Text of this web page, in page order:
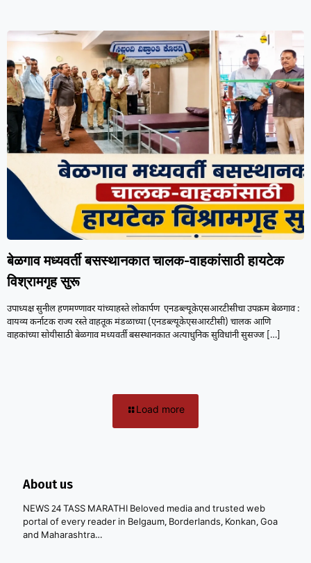
बेळगाव मध्यवर्ती बसस्थानकात चालक-वाहकांसाठी हायटेक
विश्रामगृह सुरू
उपाध्यक्ष सुनील हणमण्णावर यांच्याहस्ते लोकार्पण एनडब्ल्यूकेएसआरटीसीचा उपक्रम बेळगाव :
वायव्य कर्नाटक राज्य रस्ते वाहतूक मंडळाच्या (एनडब्ल्यूकेएसआरटीसी) चालक आणि
वाहकांच्या सोयीसाठी बेळगाव मध्यवर्ती बसस्थानकात अत्याधुनिक सुविधांनी सुसज्ज […]
Load more
About us
NEWS 24 TASS MARATHI Beloved media and trusted web
portal of every reader in Belgaum, Borderlands, Konkan, Goa
and Maharashtra…